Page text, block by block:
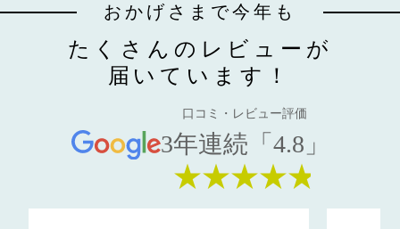
おかげさまで今年も
たくさんのレビューが
届いています！
口コミ・レビュー評価
3年連続「4.8」
★★★★★